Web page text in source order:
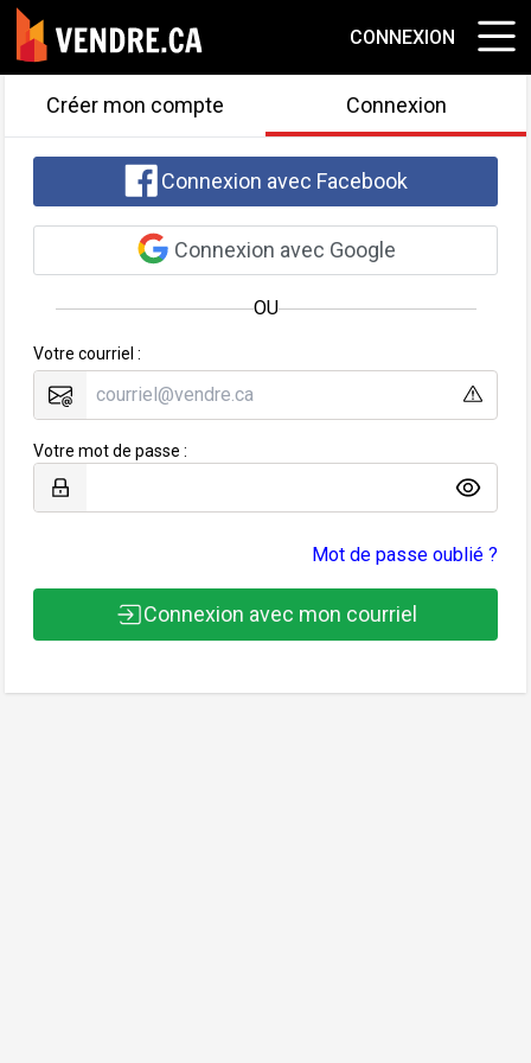
CONNEXION
Créer mon compte Connexion
Connexion avec Facebook
Connexion avec Google
OU
Votre courriel :
Votre mot de passe :
Mot de passe oublié ?
Connexion avec mon courriel